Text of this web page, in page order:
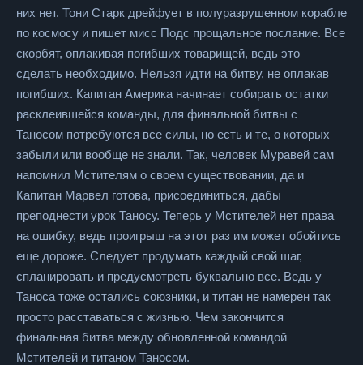
них нет. Тони Старк дрейфует в полуразрушенном корабле
по космосу и пишет мисс Подс прощальное послание. Все
скорбят, оплакивая погибших товарищей, ведь это
сделать необходимо. Нельзя идти на битву, не оплакав
погибших. Капитан Америка начинает собирать остатки
расклеившейся команды, для финальной битвы с
Таносом потребуются все силы, но есть и те, о которых
забыли или вообще не знали. Так, человек Муравей сам
напомнил Мстителям о своем существовании, да и
Капитан Марвел готова, присоединиться, дабы
преподнести урок Таносу. Теперь у Мстителей нет права
на ошибку, ведь проигрыш на этот раз им может обойтись
еще дороже. Следует продумать каждый свой шаг,
спланировать и предусмотреть буквально все. Ведь у
Таноса тоже остались союзники, и титан не намерен так
просто расставаться с жизнью. Чем закончится
финальная битва между обновленной командой
Мстителей и титаном Таносом.